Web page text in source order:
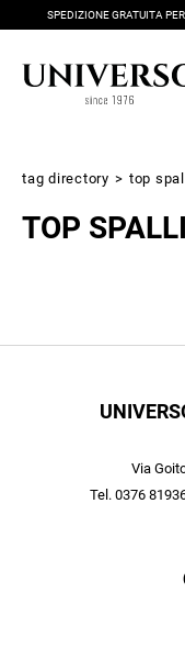
SPEDIZIONE GRATUITA
tag directory > top
TOP
Via
Tel. 0376
Ricevi subito il tuo
nuovi
scopri in